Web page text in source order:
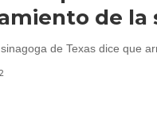
de la
de Texas dice que